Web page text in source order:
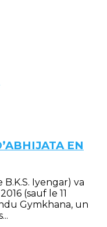
EN
Iyengar) va
(sauf le 11
Gymkhana, un